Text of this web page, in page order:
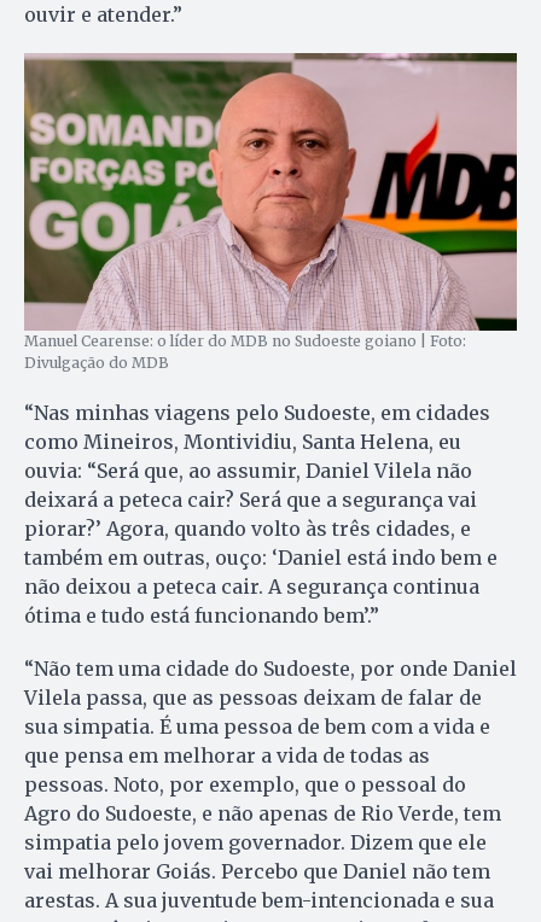
ouvir e atender.”
Manuel Cearense: o líder do MDB no Sudoeste goiano | Foto:
Divulgação do MDB
“Nas minhas viagens pelo Sudoeste, em cidades
como Mineiros, Montividiu, Santa Helena, eu
ouvia: “Será que, ao assumir, Daniel Vilela não
deixará a peteca cair? Será que a segurança vai
piorar?’ Agora, quando volto às três cidades, e
também em outras, ouço: ‘Daniel está indo bem e
não deixou a peteca cair. A segurança continua
ótima e tudo está funcionando bem’.”
“Não tem uma cidade do Sudoeste, por onde Daniel
Vilela passa, que as pessoas deixam de falar de
sua simpatia. É uma pessoa de bem com a vida e
que pensa em melhorar a vida de todas as
pessoas. Noto, por exemplo, que o pessoal do
Agro do Sudoeste, e não apenas de Rio Verde, tem
simpatia pelo jovem governador. Dizem que ele
vai melhorar Goiás. Percebo que Daniel não tem
arestas. A sua juventude bem-intencionada e sua